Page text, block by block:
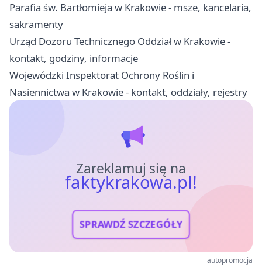
Parafia św. Bartłomieja w Krakowie - msze, kancelaria,
sakramenty
Urząd Dozoru Technicznego Oddział w Krakowie -
kontakt, godziny, informacje
Wojewódzki Inspektorat Ochrony Roślin i
Nasiennictwa w Krakowie - kontakt, oddziały, rejestry
Zareklamuj się na
faktykrakowa.pl!
SPRAWDŹ SZCZEGÓŁY
autopromocja